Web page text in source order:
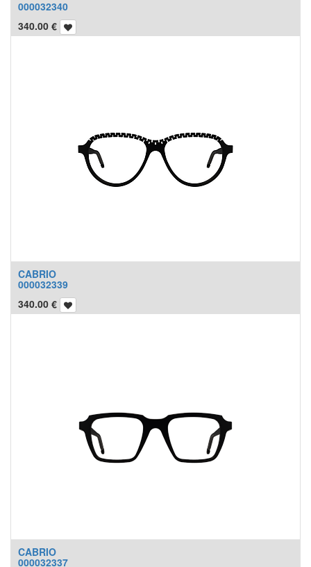
000032340
340.00 €
CABRIO
000032339
340.00 €
CABRIO
000032337